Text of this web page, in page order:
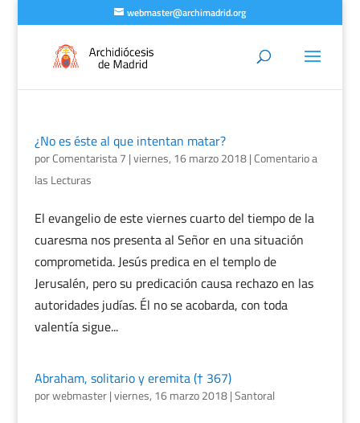
webmaster@archimadrid.org
¿No es éste al que intentan matar?
porComentarista 7 |viernes, 16 marzo 2018|Comentario a
las Lecturas
El evangelio de este viernes cuarto del tiempo de la
cuaresma nos presenta al Señor en una situación
comprometida. Jesús predica en el templo de
Jerusalén, pero su predicación causa rechazo en las
autoridades judías. Él no se acobarda, con toda
valentía sigue...
Abraham, solitario y eremita († 367)
porwebmaster|viernes, 16 marzo 2018|Santoral